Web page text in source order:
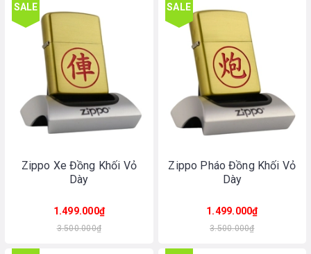
SALE
Zippo Xe Đồng Khối Vỏ
Dày
1.499.000₫
3.500.000₫
SALE
Zippo Pháo Đồng Khối Vỏ
Dày
1.499.000₫
3.500.000₫